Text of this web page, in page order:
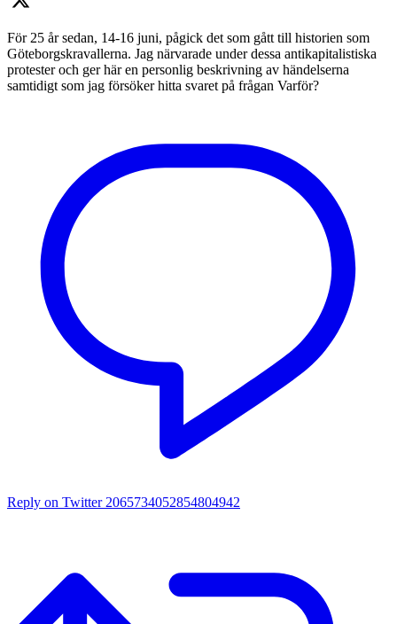
För 25 år sedan, 14-16 juni, pågick det som gått till historien som
Göteborgskravallerna. Jag närvarade under dessa antikapitalistiska
protester och ger här en personlig beskrivning av händelserna
samtidigt som jag försöker hitta svaret på frågan Varför?
Reply on Twitter 2065734052854804942